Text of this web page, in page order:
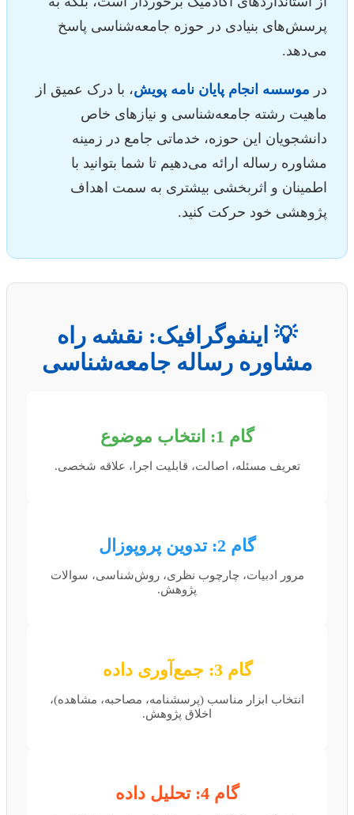
پرسش‌های بنیادی در حوزه جامعه‌شناسی پاسخ
می‌دهد.
در موسسه انجام پایان نامه پویش، با درک عمیق از
ماهیت رشته جامعه‌شناسی و نیازهای خاص
دانشجویان این حوزه، خدماتی جامع در زمینه
مشاوره رساله ارائه می‌دهیم تا شما بتوانید با
اطمینان و اثربخشی بیشتری به سمت اهداف
پژوهشی خود حرکت کنید.
💡 اینفوگرافیک: نقشه راه
مشاوره رساله جامعه‌شناسی
گام 1: انتخاب موضوع
تعریف مسئله، اصالت، قابلیت اجرا، علاقه شخصی.
گام 2: تدوین پروپوزال
مرور ادبیات، چارچوب نظری، روش‌شناسی، سوالات
پژوهش.
گام 3: جمع‌آوری داده
انتخاب ابزار مناسب (پرسشنامه، مصاحبه، مشاهده)،
اخلاق پژوهش.
گام 4: تحلیل داده